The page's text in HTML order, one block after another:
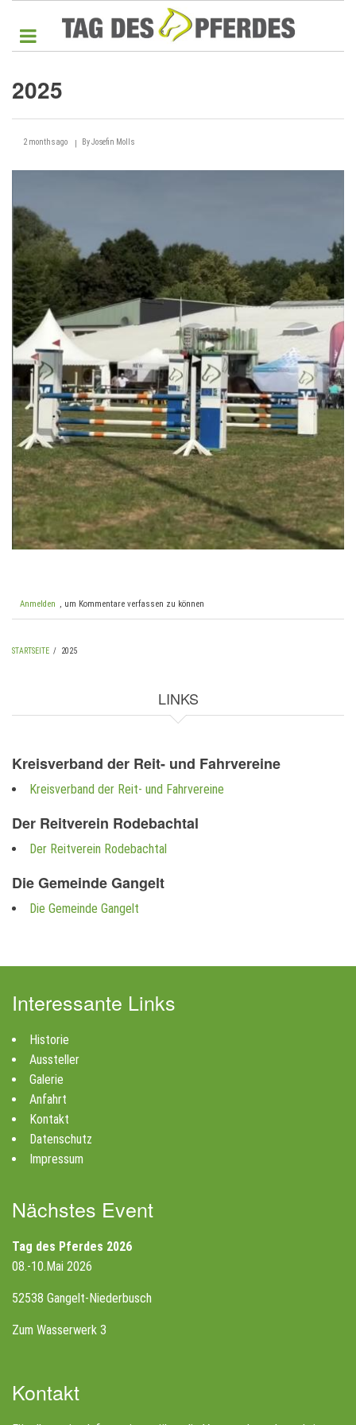
Inhalt
2025
2025
2 months ago ByJosefin Molls
Anmelden , um Kommentare verfassen zu können
STARTSEITE / 2025
LINKS
Kreisverband der Reit- und Fahrvereine
Kreisverband der Reit- und Fahrvereine
Der Reitverein Rodebachtal
Der Reitverein Rodebachtal
Die Gemeinde Gangelt
Die Gemeinde Gangelt
Interessante Links
Historie
Aussteller
Galerie
Anfahrt
Kontakt
Datenschutz
Impressum
Nächstes Event
Tag des Pferdes 2026
08.-10.Mai 2026
52538 Gangelt-Niederbusch
Zum Wasserwerk 3
Kontakt